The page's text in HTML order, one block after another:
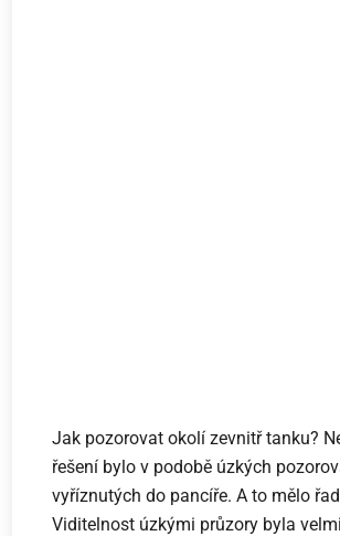
Jak pozorovat okolí zevnitř tanku?
řešení bylo v podobě úzkých
vyříznutých do pancíře. A to mělo
Viditelnost úzkými průzory byla